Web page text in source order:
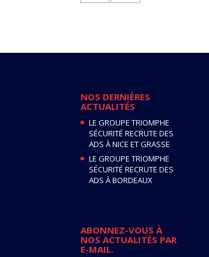
NOS DERNIÈRES
ACTUALITÉS
LE GROUPE TRIOMPHE
SÉCURITÉ RECRUTE DES
ADS À NICE ET GRASSE
LE GROUPE TRIOMPHE
SÉCURITÉ RECRUTE DES
ADS À BORDEAUX
ABONNEZ-VOUS À
NOS ACTUALITÉS PAR
E-MAIL.